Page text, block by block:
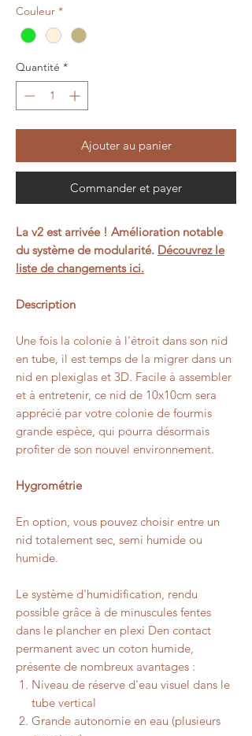
Couleur *
Quantité *
Ajouter au panier
Commander et payer
La v2 est arrivée ! Amélioration notable
du système de modularité. Découvrez le
liste de changements ici.
Description
Une fois la colonie à l'étroit dans son nid
en tube, il est temps de la migrer dans un
nid en plexiglas et 3D. Facile à assembler
et à entretenir, ce nid de 10x10cm sera
apprécié par votre colonie de fourmis
grande espèce, qui pourra désormais
profiter de son nouvel environnement.
Hygrométrie
En option, vous pouvez choisir entre un
nid totalement sec, semi humide ou
humide.
Le système d'humidification, rendu
possible grâce à de minuscules fentes
dans le plancher en plexi Den contact
permanent avec un coton humide,
présente de nombreux avantages :
Niveau de réserve d'eau visuel dans le
tube vertical
Grande autonomie en eau (plusieurs